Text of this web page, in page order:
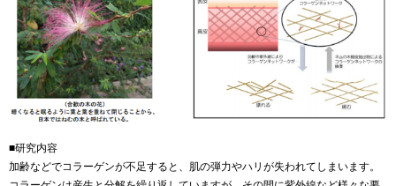
■研究内容
加齢などでコラーゲンが不足すると、肌の弾力やハリが失われてしまいます。